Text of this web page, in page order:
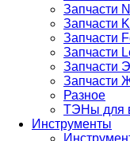
Запчасти
Запчасти
Запчасти
Запчасти
Запчасти
Запчасти
Разное
ТЭНы для
Инструменты